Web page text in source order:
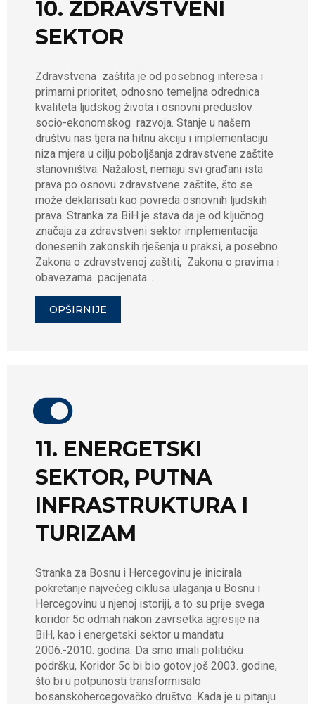
10. ZDRAVSTVENI
SEKTOR
Zdravstvena zaštita je od posebnog interesa i
primarni prioritet, odnosno temeljna odrednica
kvaliteta ljudskog života i osnovni preduslov
socio-ekonomskog razvoja. Stanje u našem
društvu nas tjera na hitnu akciju i implementaciju
niza mjera u cilju poboljšanja zdravstvene zaštite
stanovništva. Nažalost, nemaju svi građani ista
prava po osnovu zdravstvene zaštite, što se
može deklarisati kao povreda osnovnih ljudskih
prava. Stranka za BiH je stava da je od ključnog
značaja za zdravstveni sektor implementacija
donesenih zakonskih rješenja u praksi, a posebno
Zakona o zdravstvenoj zaštiti, Zakona o pravima i
obavezama pacijenata...
OPŠIRNIJE
11. ENERGETSKI
SEKTOR, PUTNA
INFRASTRUKTURA I
TURIZAM
Stranka za Bosnu i Hercegovinu je inicirala
pokretanje najvećeg ciklusa ulaganja u Bosnu i
Hercegovinu u njenoj istoriji, a to su prije svega
koridor 5c odmah nakon zavrsetka agresije na
BiH, kao i energetski sektor u mandatu
2006.-2010. godina. Da smo imali političku
podršku, Koridor 5c bi bio gotov još 2003. godine,
što bi u potpunosti transformisalo
bosanskohercegovačko društvo. Kada je u pitanju